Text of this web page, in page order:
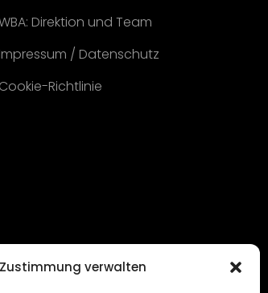
verwalten
Direktion und Team
/ Datenschutz
Cookie-Richtlinie